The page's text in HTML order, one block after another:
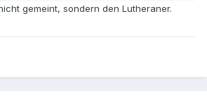
gemeint, sondern den Lutheraner.